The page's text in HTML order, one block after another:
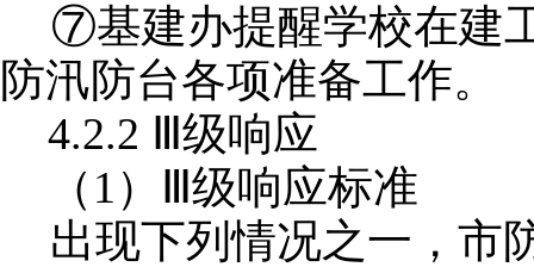
⑦基建办提醒学校在建
防汛防台各项准备工作。
4.2.2 Ⅲ级响应
（ 1）Ⅲ级响应标准
出现下列情况之一，市